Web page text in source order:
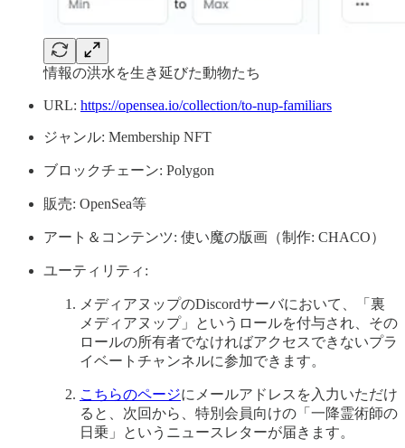
情報の洪水を生き延びた動物たち
URL: https://opensea.io/collection/to-nup-familiars
ジャンル: Membership NFT
ブロックチェーン: Polygon
販売: OpenSea等
アート＆コンテンツ: 使い魔の版画（制作: CHACO）
ユーティリティ:
メディアヌップのDiscordサーバにおいて、「裏
メディアヌップ」というロールを付与され、その
ロールの所有者でなければアクセスできないプラ
イベートチャンネルに参加できます。
こちらのページにメールアドレスを入力いただけ
ると、次回から、特別会員向けの「一降霊術師の
日乗」というニュースレターが届きます。